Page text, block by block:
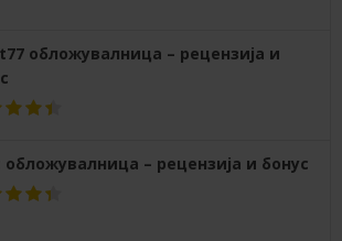
обложувалница – рецензија и
обложувалница – рецензија и бонус